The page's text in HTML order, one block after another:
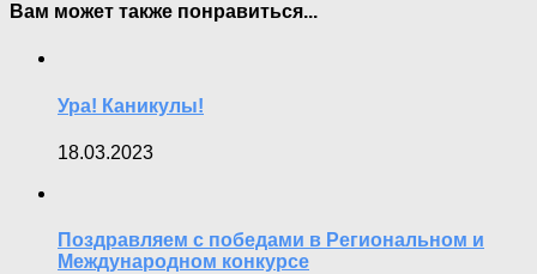
Вам может также понравиться...
Ура! Каникулы!
18.03.2023
Поздравляем с победами в Региональном и
Международном конкурсе